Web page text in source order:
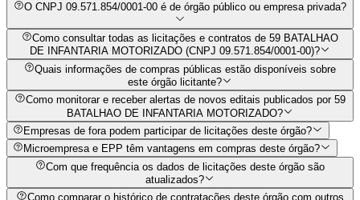
O CNPJ 09.571.854/0001-00 é de órgão público ou empresa privada?
Como consultar todas as licitações e contratos de 59 BATALHAO
DE INFANTARIA MOTORIZADO (CNPJ 09.571.854/0001-00)?
Quais informações de compras públicas estão disponíveis sobre
este órgão licitante?
Como monitorar e receber alertas de novos editais publicados por 59
BATALHAO DE INFANTARIA MOTORIZADO?
Empresas de fora podem participar de licitações deste órgão?
Microempresa e EPP têm vantagens em compras deste órgão?
Com que frequência os dados de licitações deste órgão são
atualizados?
Como comparar o histórico de contratações deste órgão com outros